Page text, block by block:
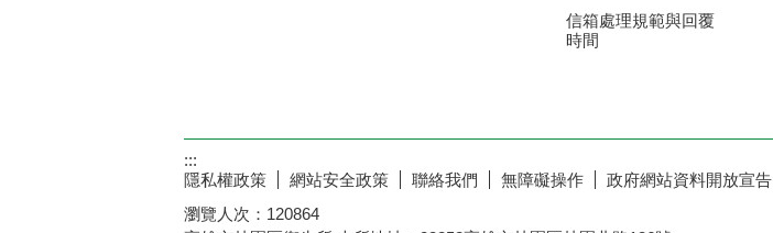
信箱處理規範與回覆
時間
:::
隱私權政策
網站安全政策 聯絡我們 無障礙操作
政府網站資料開放宣告
瀏覽人次： 120864